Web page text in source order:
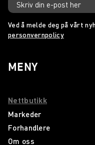
Ved å melde deg på vårt
personvernpolicy
MENY
Nettbutikk
Markeder
Forhandlere
Om oss